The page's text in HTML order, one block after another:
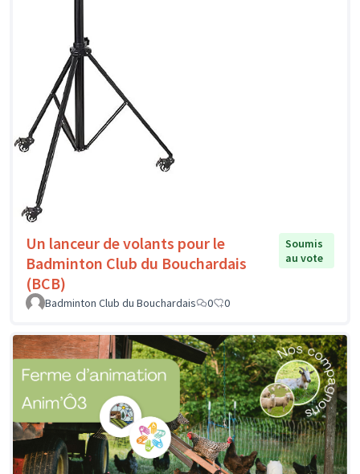
Un lanceur de volants pour le
Badminton Club du Bouchardais
(BCB)
Soumis
au vote
Badminton Club du Bouchardais 0 0